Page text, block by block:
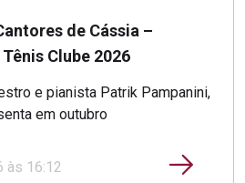
de Cássia –
Clube 2026
e pianista Patrik Pampanini,
em outubro
às 16:12